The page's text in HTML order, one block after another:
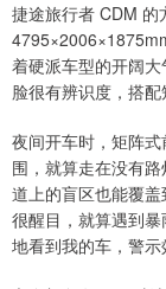
捷途旅行者 CDM 的
着硬派车型的开阔
脸很有辨识度，搭配
夜间开车时，矩阵
围，就算走在没有
道上的盲区也能覆
很醒目，就算遇到
地看到我的车，警示